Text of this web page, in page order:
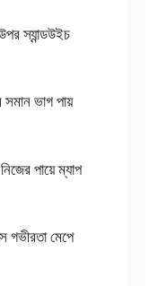
স্যান্ডউইচ
ভাগ পায়
পায়ে ম্যাপ
গভীরতা মেপে